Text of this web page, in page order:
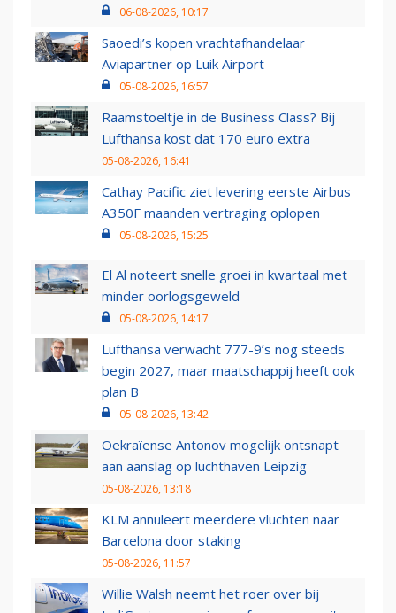
06-08-2026, 10:17
Saoedi’s kopen vrachtafhandelaar
Aviapartner op Luik Airport
05-08-2026, 16:57
Raamstoeltje in de Business Class? Bij
Lufthansa kost dat 170 euro extra
05-08-2026, 16:41
Cathay Pacific ziet levering eerste Airbus
A350F maanden vertraging oplopen
05-08-2026, 15:25
El Al noteert snelle groei in kwartaal met
minder oorlogsgeweld
05-08-2026, 14:17
Lufthansa verwacht 777-9’s nog steeds
begin 2027, maar maatschappij heeft ook
plan B
05-08-2026, 13:42
Oekraïense Antonov mogelijk ontsnapt
aan aanslag op luchthaven Leipzig
05-08-2026, 13:18
KLM annuleert meerdere vluchten naar
Barcelona door staking
05-08-2026, 11:57
Willie Walsh neemt het roer over bij